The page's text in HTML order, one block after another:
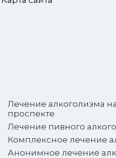
Лечение алкоголизма
проспекте
Лечение пивного
Комплексное лечение
Анонимное лечение